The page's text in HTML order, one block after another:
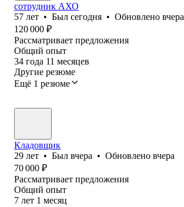
сотрудник АХО
57 лет • Был сегодня • Обновлено вчера
120 000 ₽
Рассматривает предложения
Общий опыт
34 года 11 месяцев
Другие резюме
Ещё 1 резюме
Кладовщик
29 лет • Был вчера • Обновлено вчера
70 000 ₽
Рассматривает предложения
Общий опыт
7 лет 1 месяц